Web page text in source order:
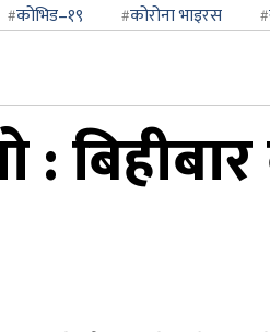
कोभिड–१९ कोरोना भाइरस